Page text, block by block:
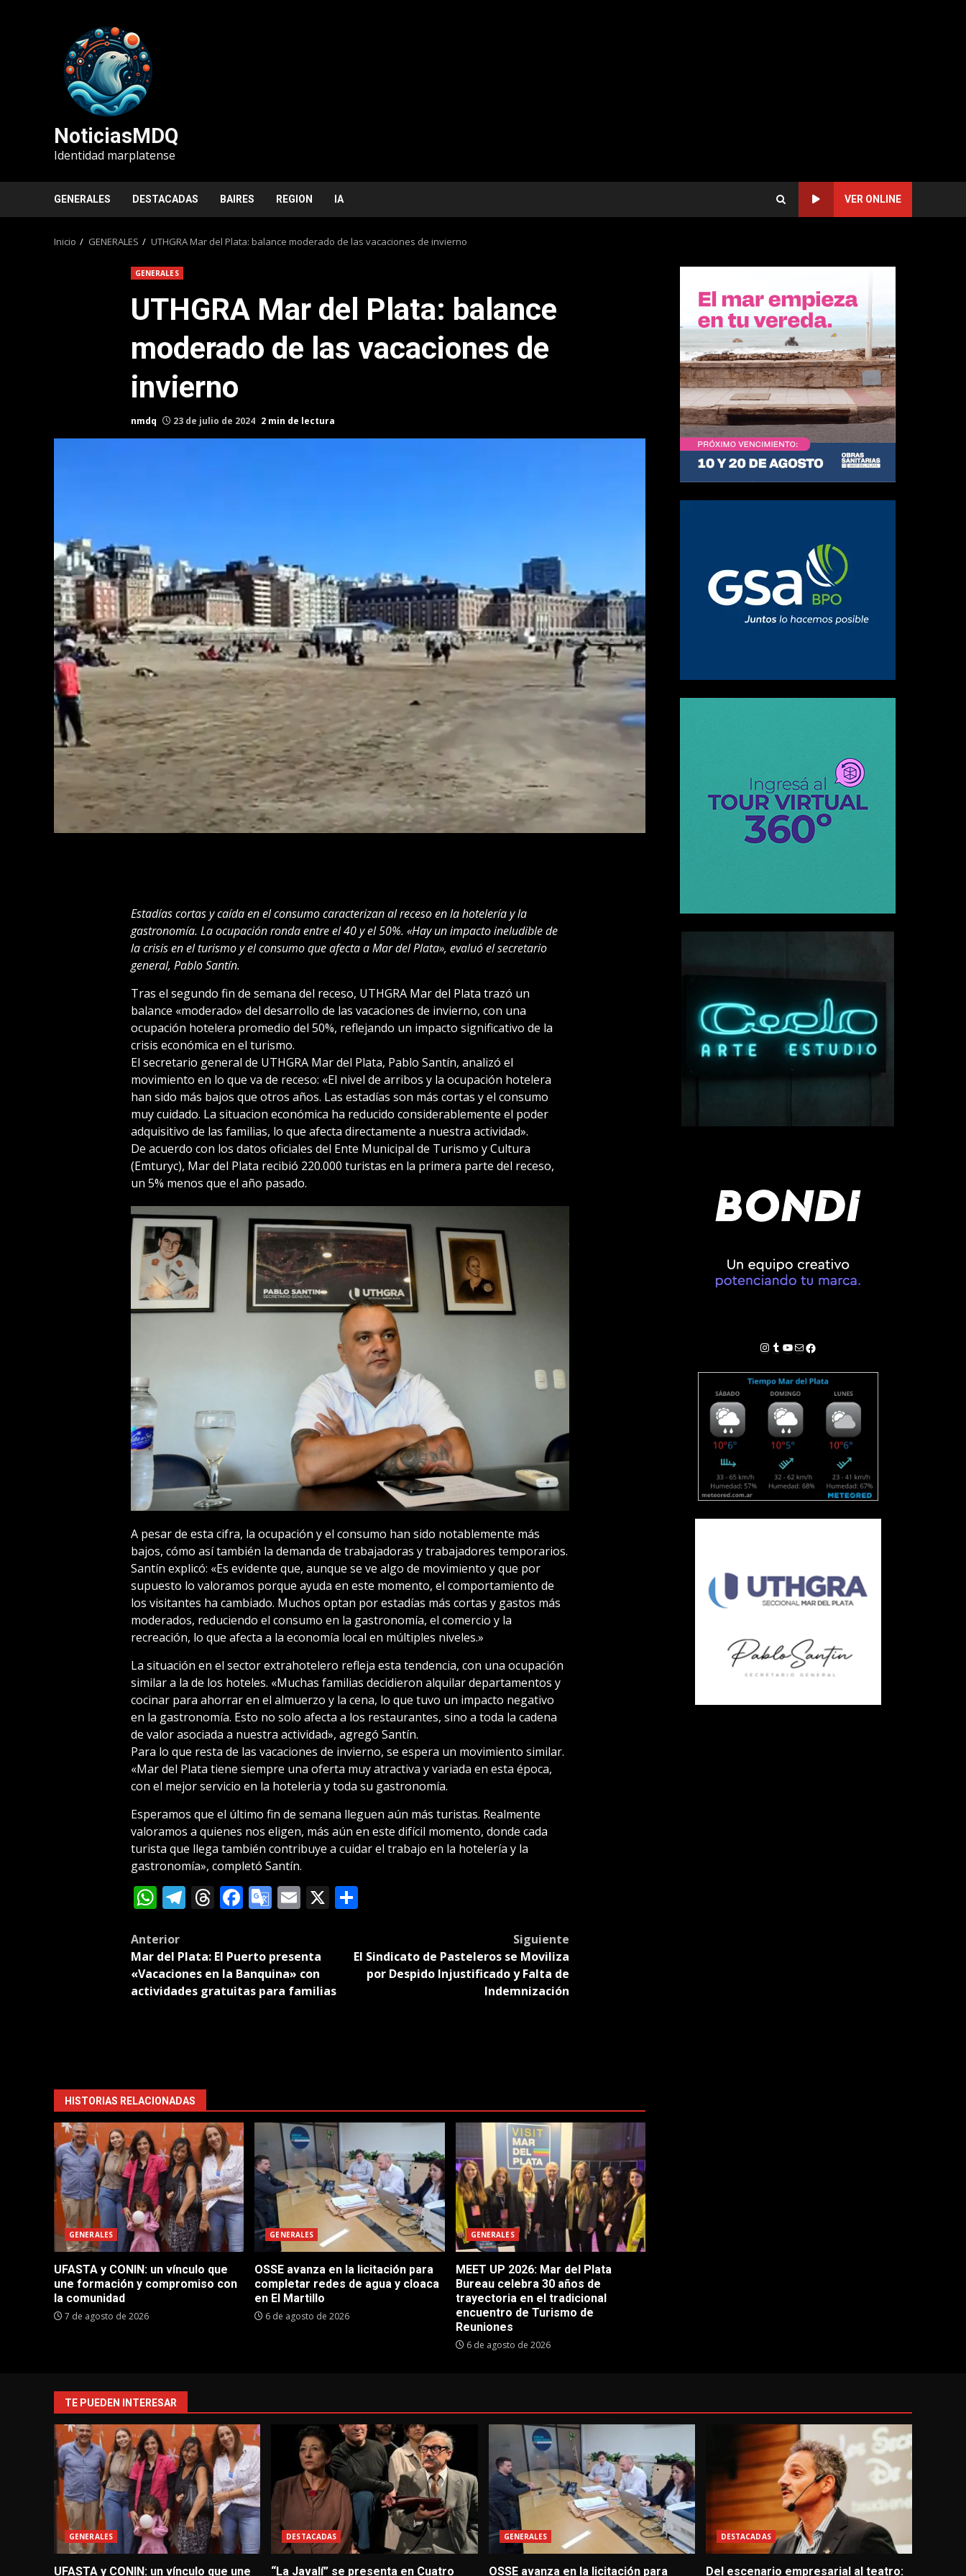
NoticiasMDQ
Identidad marplatense
GENERALES DESTACADAS BAIRES REGION IA VER ONLINE
Inicio GENERALES UTHGRA Mar del Plata: balance moderado de las vacaciones de invierno
GENERALES
UTHGRA Mar del Plata: balance
moderado de las vacaciones de
invierno
nmdq 23 de julio de 2024 2 min de lectura
Estadías cortas y caída en el consumo caracterizan al receso en la hotelería y la
gastronomía. La ocupación ronda entre el 40 y el 50%. «Hay un impacto ineludible de
la crisis en el turismo y el consumo que afecta a Mar del Plata», evaluó el secretario
general, Pablo Santín.
Tras el segundo fin de semana del receso, UTHGRA Mar del Plata trazó un
balance «moderado» del desarrollo de las vacaciones de invierno, con una
ocupación hotelera promedio del 50%, reflejando un impacto significativo de la
crisis económica en el turismo.
El secretario general de UTHGRA Mar del Plata, Pablo Santín, analizó el
movimiento en lo que va de receso: «El nivel de arribos y la ocupación hotelera
han sido más bajos que otros años. Las estadías son más cortas y el consumo
muy cuidado. La situacion económica ha reducido considerablemente el poder
adquisitivo de las familias, lo que afecta directamente a nuestra actividad».
De acuerdo con los datos oficiales del Ente Municipal de Turismo y Cultura
(Emturyc), Mar del Plata recibió 220.000 turistas en la primera parte del receso,
un 5% menos que el año pasado.
A pesar de esta cifra, la ocupación y el consumo han sido notablemente más
bajos, cómo así también la demanda de trabajadoras y trabajadores temporarios.
Santín explicó: «Es evidente que, aunque se ve algo de movimiento y que por
supuesto lo valoramos porque ayuda en este momento, el comportamiento de
los visitantes ha cambiado. Muchos optan por estadías más cortas y gastos más
moderados, reduciendo el consumo en la gastronomía, el comercio y la
recreación, lo que afecta a la economía local en múltiples niveles.»
La situación en el sector extrahotelero refleja esta tendencia, con una ocupación
similar a la de los hoteles. «Muchas familias decidieron alquilar departamentos y
cocinar para ahorrar en el almuerzo y la cena, lo que tuvo un impacto negativo
en la gastronomía. Esto no solo afecta a los restaurantes, sino a toda la cadena
de valor asociada a nuestra actividad», agregó Santín.
Para lo que resta de las vacaciones de invierno, se espera un movimiento similar.
«Mar del Plata tiene siempre una oferta muy atractiva y variada en esta época,
con el mejor servicio en la hoteleria y toda su gastronomía.
Esperamos que el último fin de semana lleguen aún más turistas. Realmente
valoramos a quienes nos eligen, más aún en este difícil momento, donde cada
turista que llega también contribuye a cuidar el trabajo en la hotelería y la
gastronomía», completó Santín.
WhatsApp
Telegram
Threads
Facebook
Google
Email
X Compartir
Post
navigation
Anterior
Mar del Plata: El Puerto presenta
«Vacaciones en la Banquina» con
actividades gratuitas para familias
Siguiente
El Sindicato de Pasteleros se Moviliza
por Despido Injustificado y Falta de
Indemnización
HISTORIAS RELACIONADAS
GENERALES
UFASTA y CONIN: un vínculo que
une formación y compromiso con
la comunidad
7 de agosto de 2026
GENERALES
OSSE avanza en la licitación para
completar redes de agua y cloaca
en El Martillo
6 de agosto de 2026
GENERALES
MEET UP 2026: Mar del Plata
Bureau celebra 30 años de
trayectoria en el tradicional
encuentro de Turismo de
Reuniones
6 de agosto de 2026
Instagram
Tumblr
YouTube
Correo electrónico
Facebook
TE PUEDEN INTERESAR
GENERALES
UFASTA y CONIN: un vínculo que une
DESTACADAS
“La Javalí” se presenta en Cuatro
GENERALES
OSSE avanza en la licitación para
DESTACADAS
Del escenario empresarial al teatro: